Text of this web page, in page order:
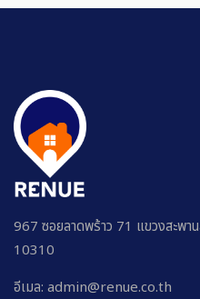
967 ซอยลาดพร้าว 71 แขวงสะพา
10310
อีเมล: admin@renue.co.th